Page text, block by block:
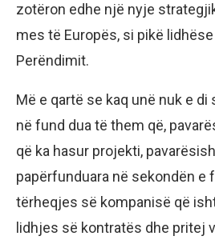
zotëron edhe një nyje
mes të Europës, si pikë
Perëndimit.
Më e qartë se kaq unë nuk e di
në fund dua të them që,
që ka hasur projekti,
papërfunduara në sekondën e
tërheqjes së kompanisë që
lidhjes së kontratës dhe pritej